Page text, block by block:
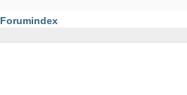
Forumindex